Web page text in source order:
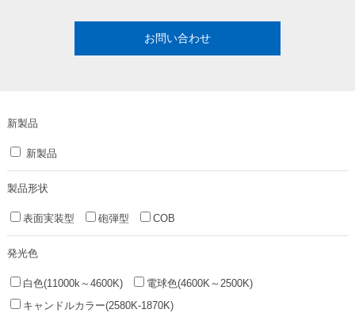
お問い合わせ
新製品
新製品
製品形状
表面実装型 砲弾型 COB
発光色
白色(11000k～4600K)
電球色(4600K～2500K)
キャンドルカラー(2580K-1870K)